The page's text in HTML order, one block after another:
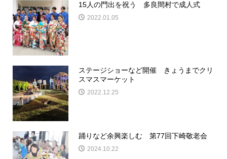
15人の門出を祝う 多良間村で成人式
2022.01.05
ステージショーなど開催 きょうまでクリ
スマスマーケット
2022.12.25
踊りなど余興楽しむ 第77回下崎敬老会
2024.10.22